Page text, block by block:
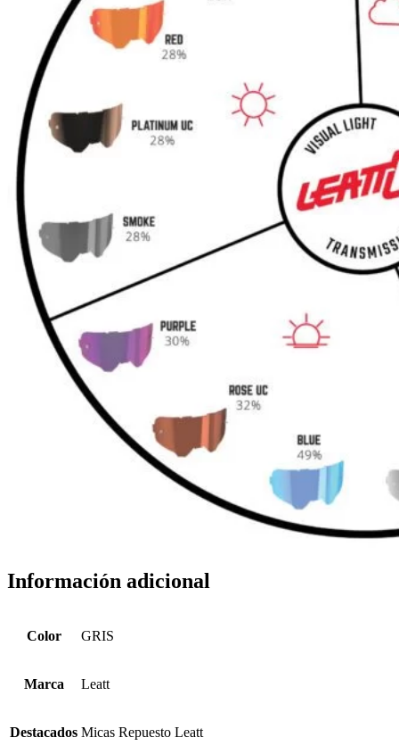
Información adicional
Color GRIS
Marca Leatt
Destacados Micas Repuesto Leatt